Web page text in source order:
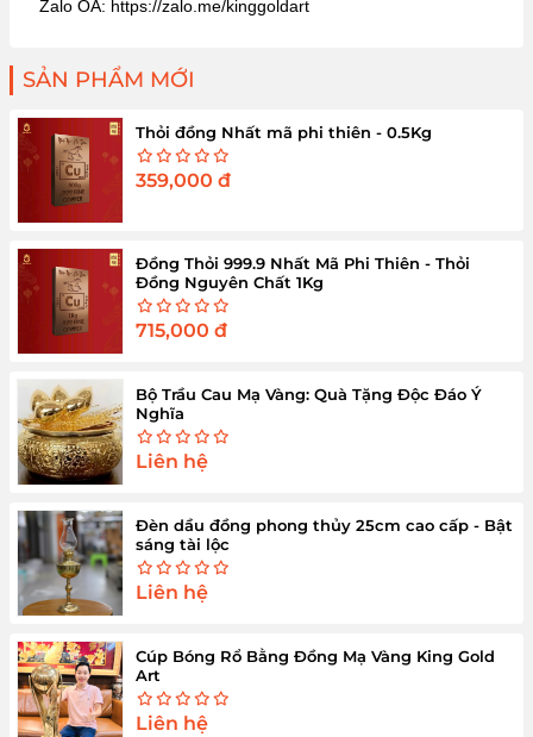
Zalo OA: https://zalo.me/kinggoldart
SẢN PHẨM MỚI
Thỏi đồng Nhất mã phi thiên - 0.5Kg
359,000 đ
Đồng Thỏi 999.9 Nhất Mã Phi Thiên - Thỏi
Đồng Nguyên Chất 1Kg
715,000 đ
Bộ Trầu Cau Mạ Vàng: Quà Tặng Độc Đáo Ý
Nghĩa
Liên hệ
Đèn dầu đồng phong thủy 25cm cao cấp - Bật
sáng tài lộc
Liên hệ
Cúp Bóng Rổ Bằng Đồng Mạ Vàng King Gold
Art
Liên hệ